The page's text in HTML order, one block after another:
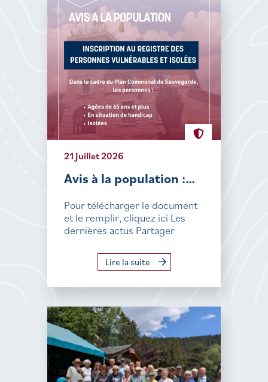
21 Juillet 2026
Avis à la population :…
Pour télécharger le document
et le remplir, cliquez ici Les
dernières actus Partager
Lire la suite